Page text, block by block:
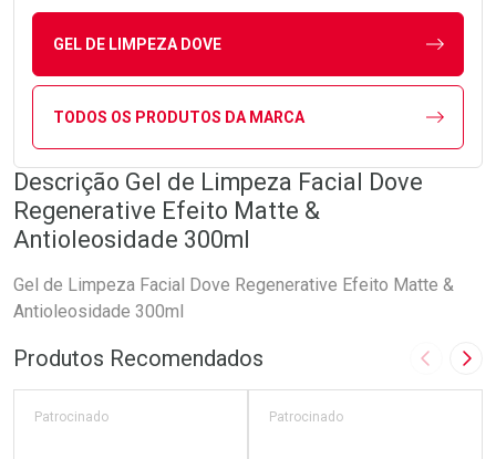
GEL DE LIMPEZA DOVE
TODOS OS PRODUTOS DA MARCA
Descrição Gel de Limpeza Facial Dove
Regenerative Efeito Matte &
Antioleosidade 300ml
Gel de Limpeza Facial Dove Regenerative Efeito Matte &
Antioleosidade 300ml
Produtos Recomendados Imagem
Patrocinado Patrocinado